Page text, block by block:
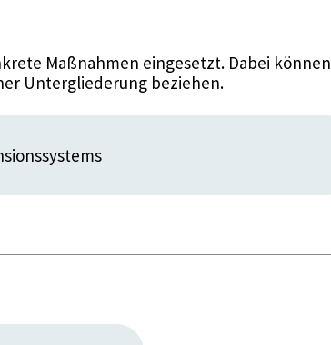
Maßnahmen eingesetzt. Dabei können
Untergliederung beziehen.